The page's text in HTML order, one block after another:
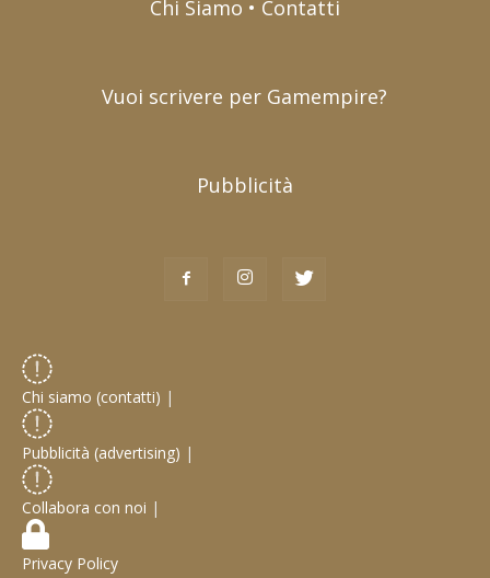
Chi Siamo • Contatti
Vuoi scrivere per Gamempire?
Pubblicità
Chi siamo (contatti) |
Pubblicità (advertising) |
Collabora con noi |
Privacy Policy